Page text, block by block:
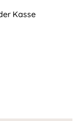
Kasse